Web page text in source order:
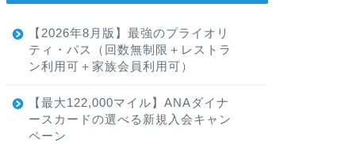
【2026年8月版】最強のプライオリ
ティ・パス（回数無制限＋レストラ
ン利用可＋家族会員利用可）
【最大122,000マイル】ANAダイナ
ースカードの選べる新規入会キャン
ペーン